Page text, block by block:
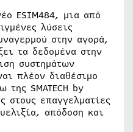
ESIM484, μια από
λύσεις
στην αγορά,
τα δεδομένα στην
συστημάτων
πλέον διαθέσιμο
SMATECH by
στους επαγγελματίες
απόδοση και